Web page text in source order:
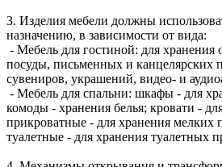
3. Изделия мебели должны
назначению, в зависимости от вида:
- Мебель для гостиной: для хранения
посуды, письменных и канцелярских
сувениров, украшений, видео- и
- Мебель для спальни: шкафы - для
комоды - хранения белья; кровати -
прикроватные - для хранения мелких
туалетные - для хранения туалетных